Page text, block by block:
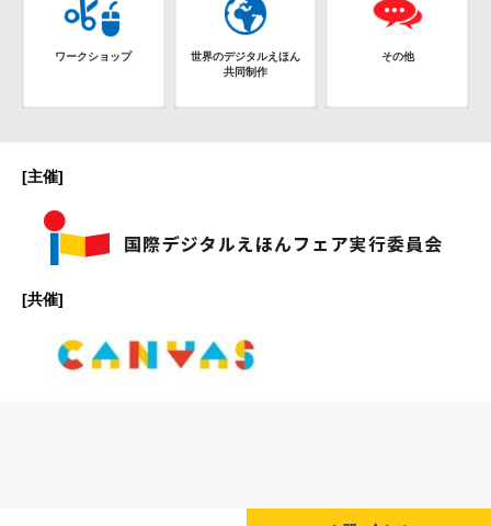
ワークショップ
世界のデジタルえほん
共同制作
その他
[主催]
[共催]